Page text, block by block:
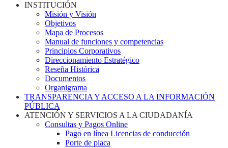
INSTITUCIÓN
Misión y Visión
Objetivos
Mapa de Procesos
Manual de funciones y competencias
Principios Corporativos
Direccionamiento Estratégico
Reseña Histórica
Documentos
Organigrama
TRANSPARENCIA Y ACCESO A LA INFORMACIÓN
PÚBLICA
ATENCIÓN Y SERVICIOS A LA CIUDADANÍA
Consultas y Pagos Online
Pago en línea Licencias de conducción
Porte de placa